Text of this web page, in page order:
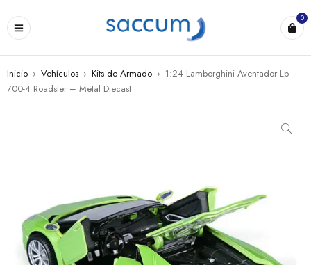
0
Inicio › Vehículos › Kits de Armado › 1:24 Lamborghini Aventador Lp
700-4 Roadster – Metal Diecast